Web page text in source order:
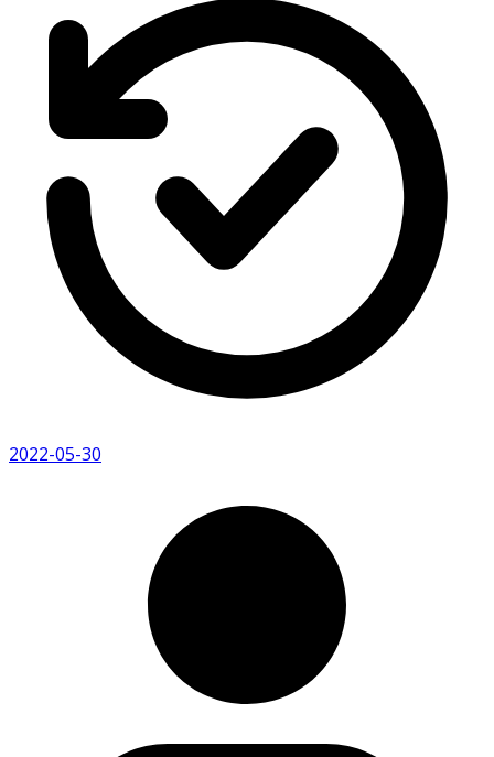
2022-05-30